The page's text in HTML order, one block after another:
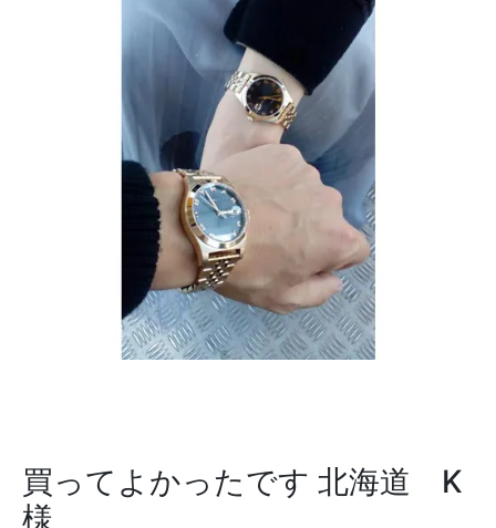
買ってよかったです 北海道 K
様